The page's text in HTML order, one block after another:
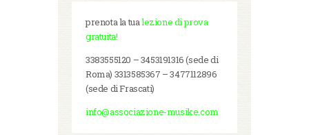
prenota la tualezione di prova
gratuita!
3383555120 – 3453191316 (sede di
Roma) 3313585367 – 3477112896
(sede di Frascati)
info@associazione-musike.com